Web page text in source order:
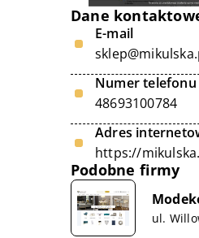
Dane
E-mail
Numer telefonu
48693100784
Adres
https://
Podobne firmy
ul.